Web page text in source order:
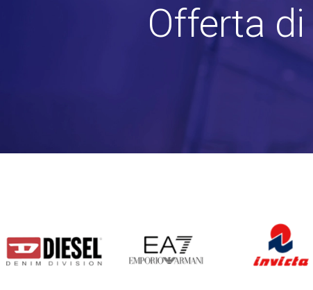
Offerta
INVICTA